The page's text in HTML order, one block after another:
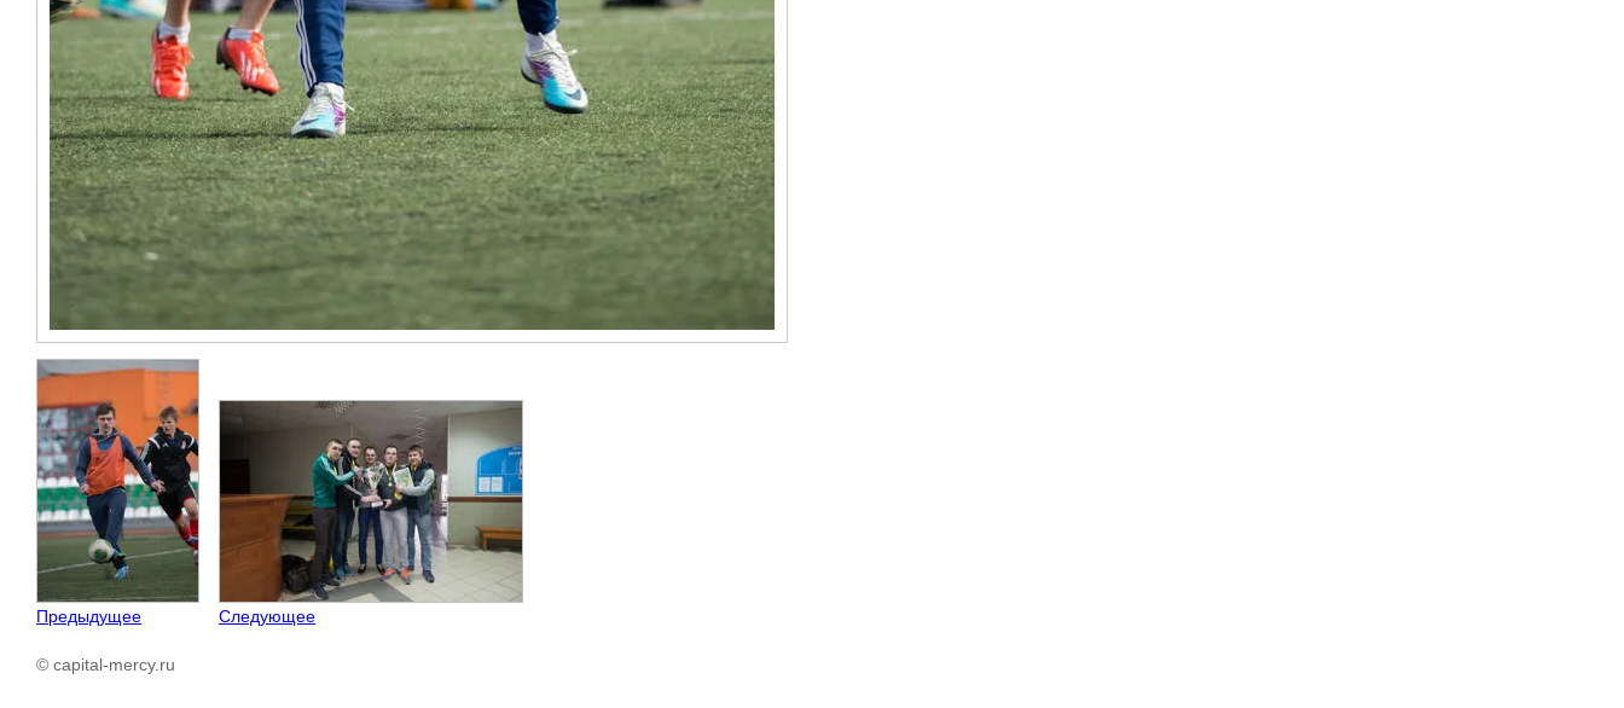
Предыдущее Следующее
© capital-mercy.ru